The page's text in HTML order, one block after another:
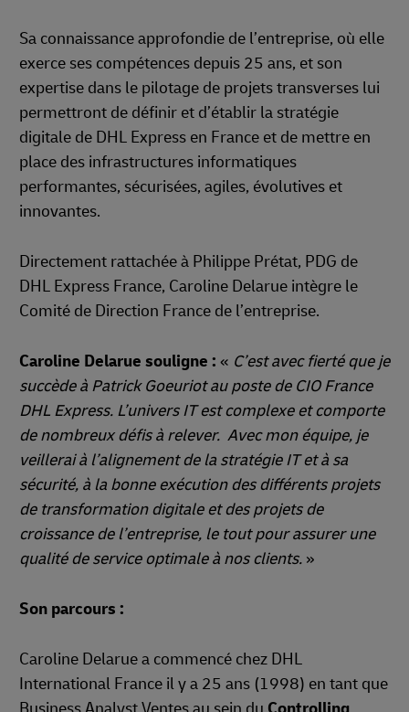
Sa connaissance approfondie de l’entreprise, où elle
exerce ses compétences depuis 25 ans, et son
expertise dans le pilotage de projets transverses lui
permettront de définir et d’établir la stratégie
digitale de DHL Express en France et de mettre en
place des infrastructures informatiques
performantes, sécurisées, agiles, évolutives et
innovantes.
Directement rattachée à Philippe Prétat, PDG de
DHL Express France, Caroline Delarue intègre le
Comité de Direction France de l’entreprise.
Caroline Delarue souligne : « C’est avec fierté que je
succède à Patrick Goeuriot au poste de CIO France
DHL Express. L’univers IT est complexe et comporte
de nombreux défis à relever. Avec mon équipe, je
veillerai à l’alignement de la stratégie IT et à sa
sécurité, à la bonne exécution des différents projets
de transformation digitale et des projets de
croissance de l’entreprise, le tout pour assurer une
qualité de service optimale à nos clients. »
Son parcours :
Caroline Delarue a commencé chez DHL
International France il y a 25 ans (1998) en tant que